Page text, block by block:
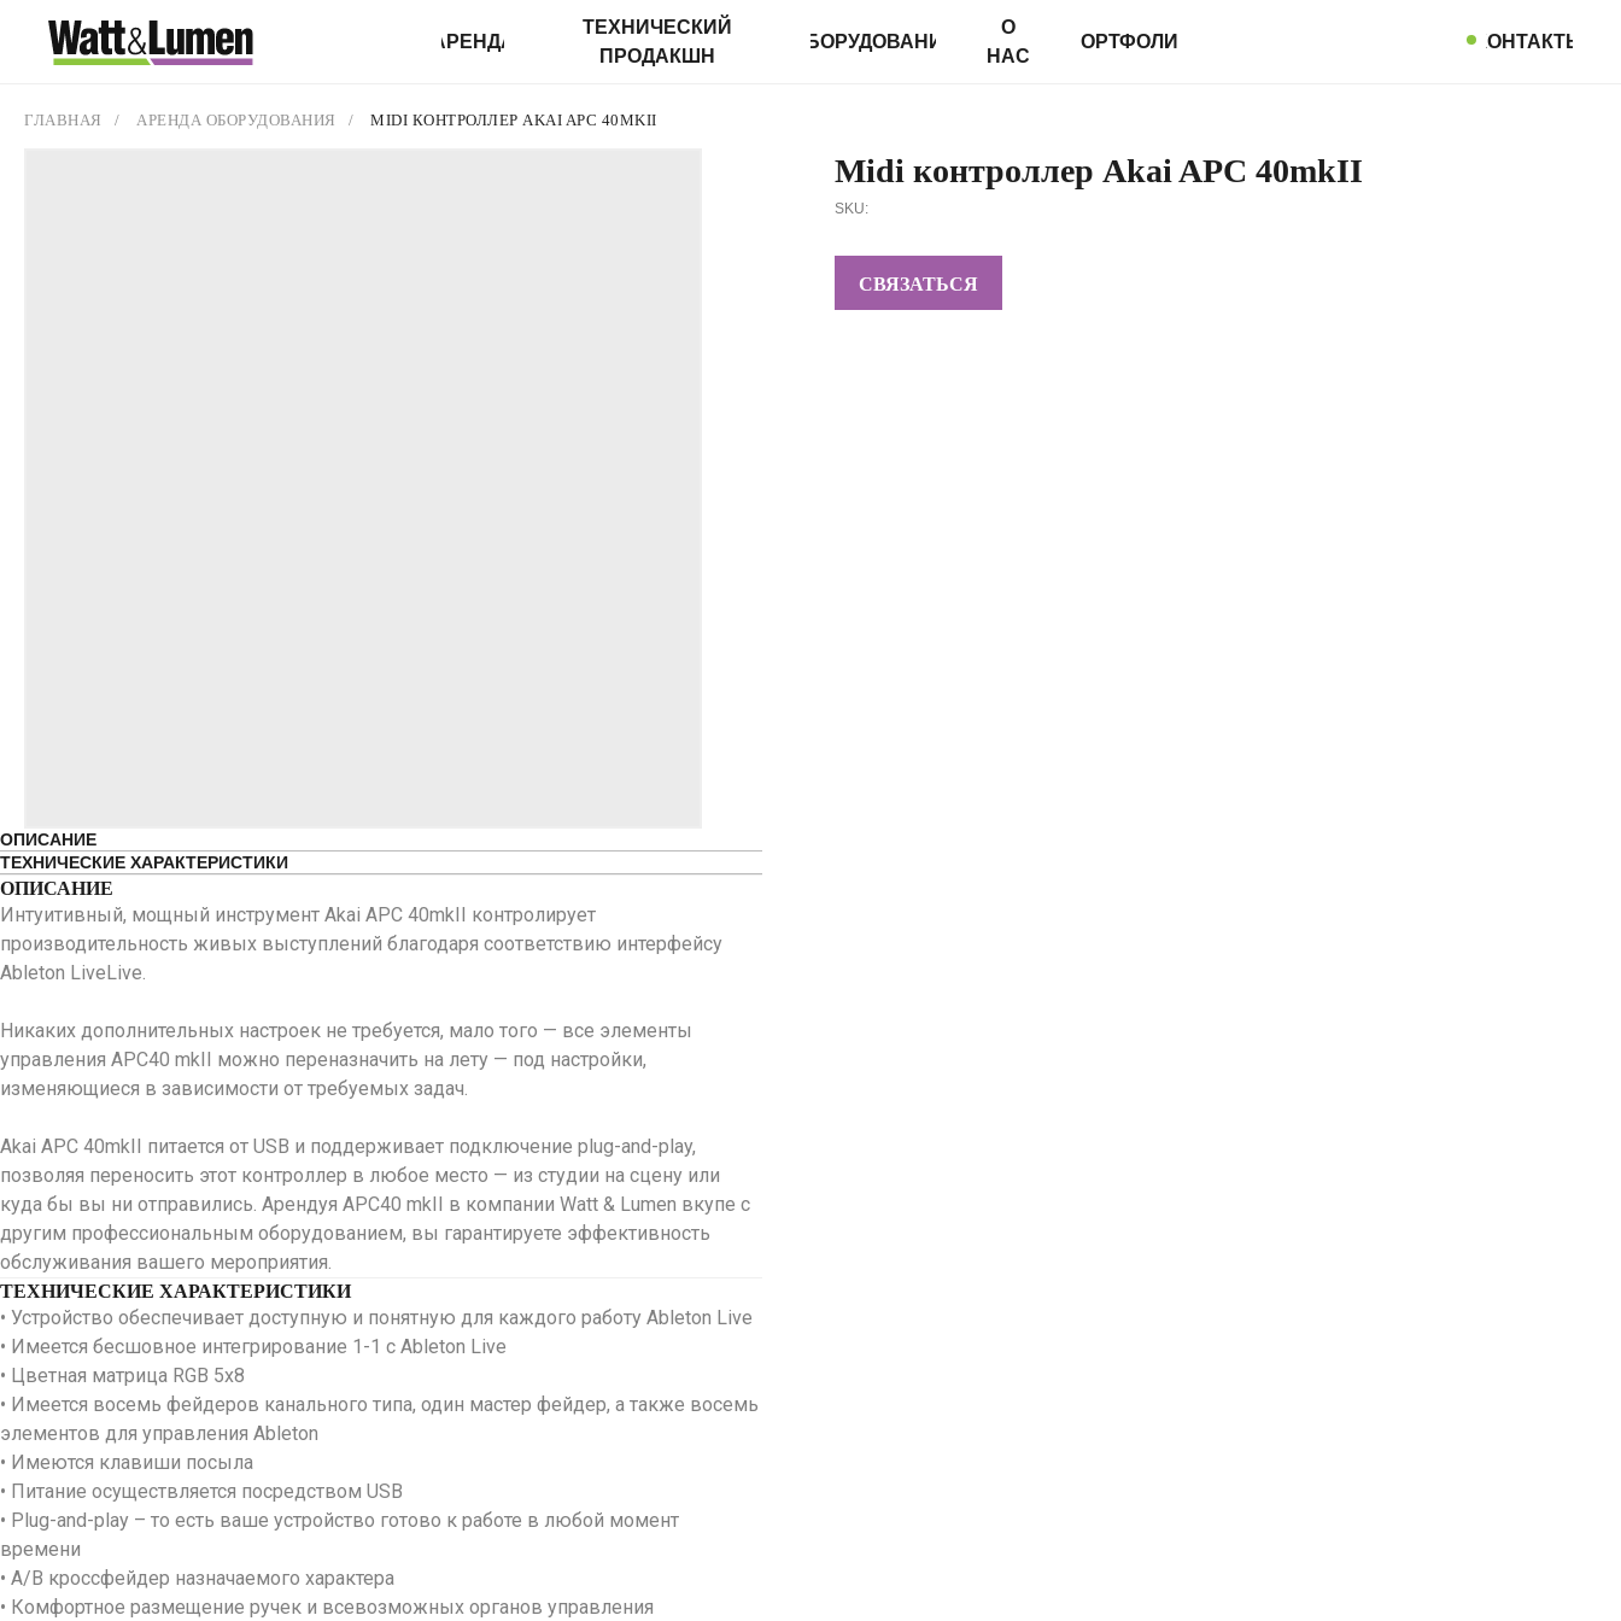
КОНТАКТЫ
ПОРТФОЛИО
О
НАС
ОБОРУДОВАНИЕ
АРЕНДА
ТЕХНИЧЕСКИЙ
ПРОДАКШН
ГЛАВНАЯ / АРЕНДА ОБОРУДОВАНИЯ / MIDI КОНТРОЛЛЕР AKAI APC 40MKII
Midi контроллер Akai APC 40mkII
SKU:
СВЯЗАТЬСЯ
ОПИСАНИЕ
ТЕХНИЧЕСКИЕ ХАРАКТЕРИСТИКИ
ОПИСАНИЕ
Интуитивный, мощный инструмент Akai APC 40mkII контролирует
производительность живых выступлений благодаря соответствию интерфейсу
Ableton LiveLive.
Никаких дополнительных настроек не требуется, мало того — все элементы
управления APC40 mkII можно переназначить на лету — под настройки,
изменяющиеся в зависимости от требуемых задач.
Akai APC 40mkII питается от USB и поддерживает подключение plug-and-play,
позволяя переносить этот контроллер в любое место — из студии на сцену или
куда бы вы ни отправились. Арендуя APC40 mkII в компании Watt & Lumen вкупе с
другим профессиональным оборудованием, вы гарантируете эффективность
обслуживания вашего мероприятия.
ТЕХНИЧЕСКИЕ ХАРАКТЕРИСТИКИ
• Устройство обеспечивает доступную и понятную для каждого работу Ableton Livе
• Имеется бесшовное интегрирование 1-1 с Ableton Live
• Цветная матрица RGB 5х8
• Имеется восемь фейдеров канального типа, один мастер фейдер, а также восемь
элементов для управления Ableton
• Имеются клавиши посыла
• Питание осуществляется посредством USB
• Рlug-and-play – то есть ваше устройство готово к работе в любой момент
времени
• A/B кроссфейдер назначаемого характера
• Комфортное размещение ручек и всевозможных органов управления